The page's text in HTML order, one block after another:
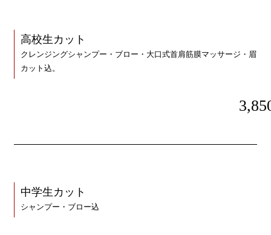
高校生カット
クレンジングシャンプー・ブロー・大口式首肩筋膜マッサージ・眉
カット込。
中学生カット
シャンプー・ブロー込